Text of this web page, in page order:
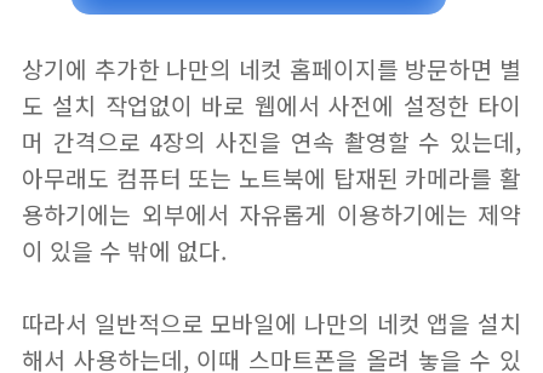
상기에 추가한 나만의 네컷 홈페이지를 방문하면 별
도 설치 작업없이 바로 웹에서 사전에 설정한 타이
머 간격으로 4장의 사진을 연속 촬영할 수 있는데,
아무래도 컴퓨터 또는 노트북에 탑재된 카메라를 활
용하기에는 외부에서 자유롭게 이용하기에는 제약
이 있을 수 밖에 없다.
따라서 일반적으로 모바일에 나만의 네컷 앱을 설치
해서 사용하는데, 이때 스마트폰을 올려 놓을 수 있